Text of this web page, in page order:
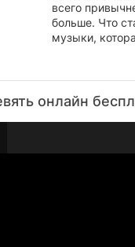
всего
больше. Что
музыки,
онлайн